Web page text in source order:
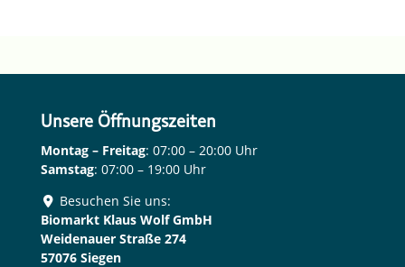
Unsere Öffnungszeiten
Montag – Freitag: 07:00 – 20:00 Uhr
Samstag: 07:00 – 19:00 Uhr
Besuchen Sie uns:
Biomarkt Klaus Wolf GmbH
Weidenauer Straße 274
57076 Siegen